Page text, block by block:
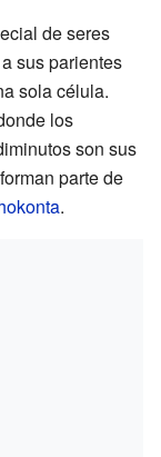
de seres
sus parientes
sola célula.
los
son sus
parte de
.